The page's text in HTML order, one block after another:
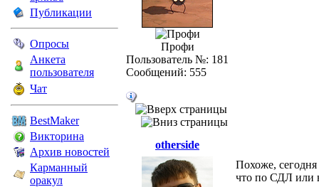
Публикации
Опросы
Анкета
пользователя
Чат
BestMaker
Викторина
Архив новостей
Карманный
оракул
Профи
Пользователь №: 181
Сообщений: 555
otherside
Похоже,
что по СДЛ или